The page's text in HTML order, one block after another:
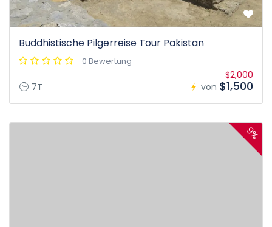
Buddhistische Pilgerreise Tour Pakistan
0 Bewertung
7T von
$2,000
$1,500
9%